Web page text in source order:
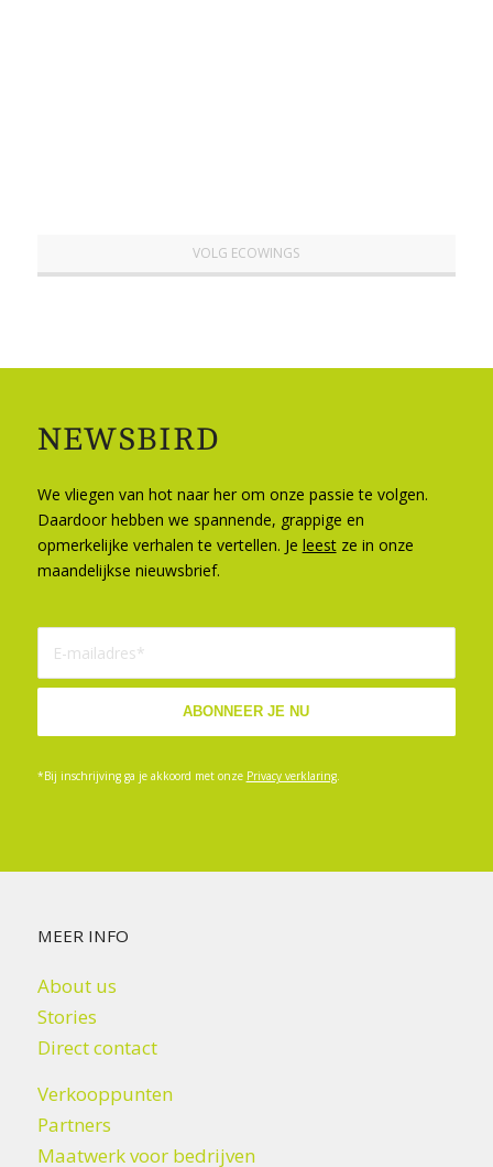
VOLG ECOWINGS
NEWSBIRD
We vliegen van hot naar her om onze passie te volgen.
Daardoor hebben we spannende, grappige en
opmerkelijke verhalen te vertellen. Je leestze in onze
maandelijkse nieuwsbrief.
*Bij inschrijving ga je akkoord met onze Privacy verklaring.
MEER INFO
About us
Stories
Direct contact
Verkooppunten
Partners
Maatwerk voor bedrijven